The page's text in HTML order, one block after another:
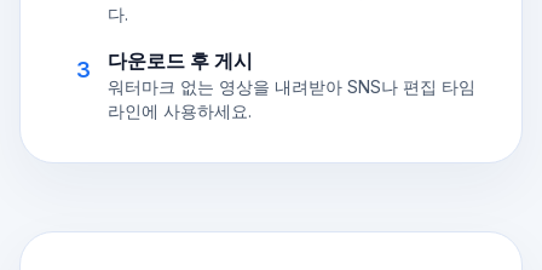
다.
3 다운로드 후 게시
워터마크 없는 영상을 내려받아 SNS나 편집 타임
라인에 사용하세요.